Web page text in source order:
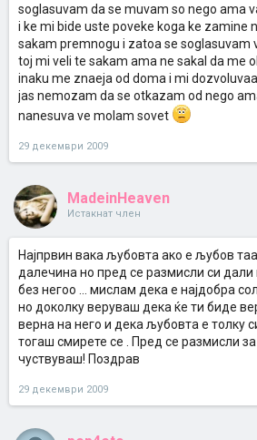
soglasuvam da se muvam so nego ama
i ke mi bide uste poveke koga ke zamine
sakam premnogu i zatoa se soglasuvam
toj mi veli te sakam ama ne sakal da me
inaku me znaeja od doma i mi
jas nemozam da se otkazam od nego
nanesuva ve molam sovet
29 декември 2009
MadeinHeaven
Истакнат член
Најпрвин вака љубовта ако е љубов
далечина но пред се размисли си
без негоо ... мислам дека е најдобра
но доколку веруваш дека ќе ти биде
верна на него и дека љубовта е толку
тогаш смирете се . Пред се размисли за
чуствуваш! Поздрав
29 декември 2009